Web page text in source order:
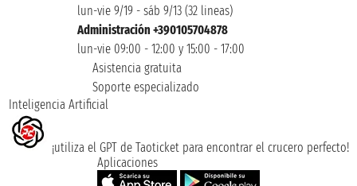
lun-vie 9/19 - sáb 9/13 (32 lineas)
Administración +390105704878
lun-vie 09:00 - 12:00 y 15:00 - 17:00
Asistencia gratuita
Soporte especializado
Inteligencia Artificial
¡utiliza el GPT de Taoticket para encontrar el crucero perfecto!
Aplicaciones